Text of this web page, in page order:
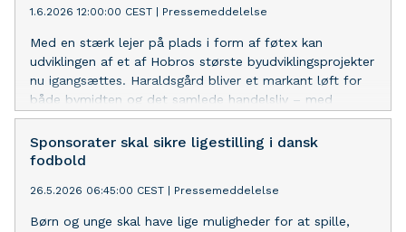
1.6.2026 12:00:00 CEST Pressemeddelelse
Med en stærk lejer på plads i form af føtex kan
udviklingen af et af Hobros største byudviklingsprojekter
nu igangsættes. Haraldsgård bliver et markant løft for
både bymidten og det samlede handelsliv – med
moderne boliger, nye erhverv og forbedrede
parkeringsmuligheder.
Sponsorater skal sikre ligestilling i dansk
fodbold
26.5.2026 06:45:00 CEST Pressemeddelelse
Børn og unge skal have lige muligheder for at spille,